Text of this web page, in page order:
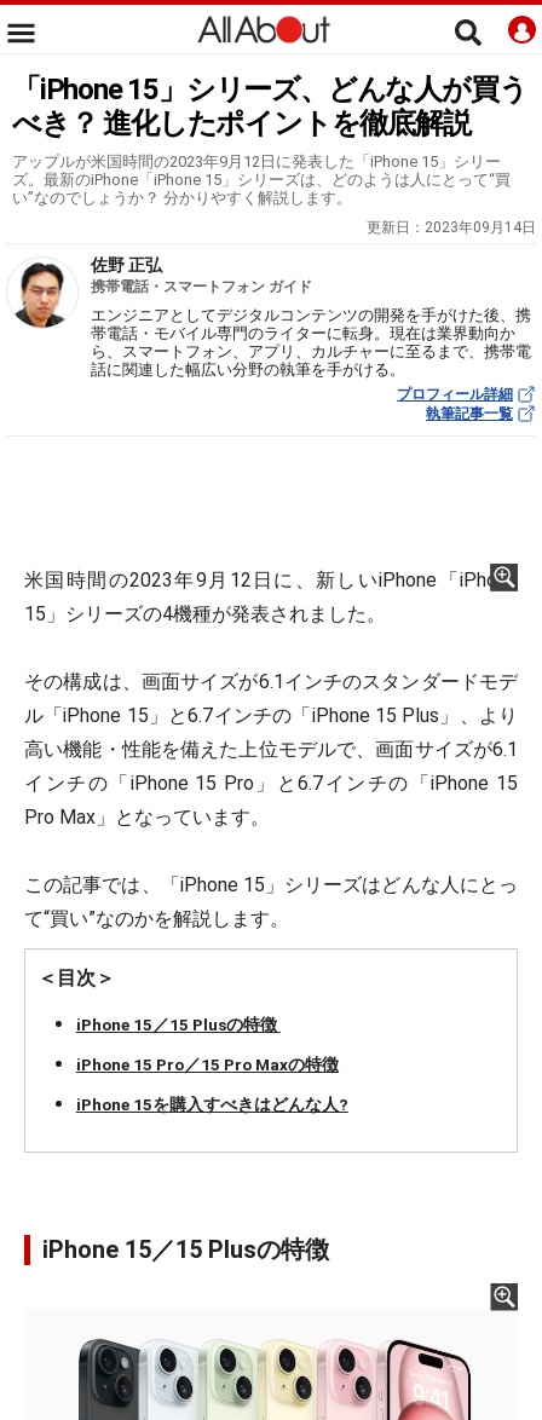
「iPhone 15」シリーズ、どんな人が買う
べき？ 進化したポイントを徹底解説
アップルが米国時間の2023年9月12日に発表した「iPhone 15」シリー
ズ。最新のiPhone「iPhone 15」シリーズは、どのようは人にとって“買
い”なのでしょうか？ 分かりやすく解説します。
更新日： 2023年09月14日
佐野 正弘
携帯電話・スマートフォン ガイド
エンジニアとしてデジタルコンテンツの開発を手がけた後、携
帯電話・モバイル専門のライターに転身。現在は業界動向か
ら、スマートフォン、アプリ、カルチャーに至るまで、携帯電
話に関連した幅広い分野の執筆を手がける。
プロフィール詳細
執筆記事一覧
米国時間の2023年9月12日に、新しいiPhone「iPhone
15」シリーズの4機種が発表されました。
その構成は、画面サイズが6.1インチのスタンダードモデ
ル「iPhone 15」と6.7インチの「iPhone 15 Plus」、より
高い機能・性能を備えた上位モデルで、画面サイズが6.1
インチの「iPhone 15 Pro」と6.7インチの「iPhone 15
Pro Max」となっています。
この記事では、「iPhone 15」シリーズはどんな人にとっ
て“買い”なのかを解説します。
＜目次＞
iPhone 15／15 Plusの特徴
iPhone 15 Pro／15 Pro Maxの特徴
iPhone 15を購入すべきはどんな人?
iPhone 15／15 Plusの特徴